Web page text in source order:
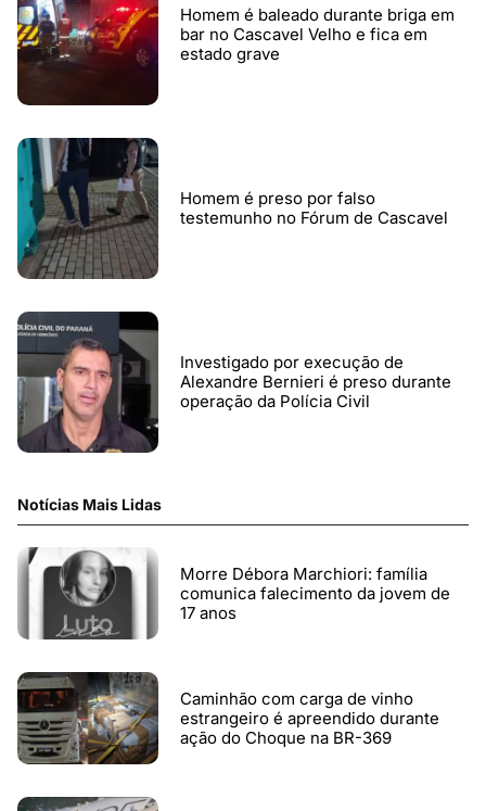
Homem é baleado durante briga em
bar no Cascavel Velho e fica em
estado grave
Homem é preso por falso
testemunho no Fórum de Cascavel
Investigado por execução de
Alexandre Bernieri é preso durante
operação da Polícia Civil
Notícias Mais Lidas
Morre Débora Marchiori: família
comunica falecimento da jovem de
17 anos
Caminhão com carga de vinho
estrangeiro é apreendido durante
ação do Choque na BR-369